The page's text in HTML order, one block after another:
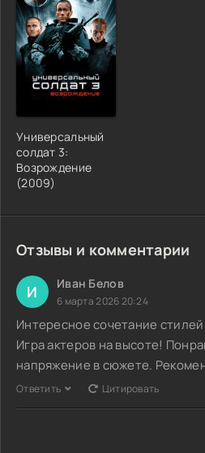
Универсальный
солдат 3:
Возрождение
(2009)
Отзывы и комментарии
И Иван Белов
6 марта 2026 20:24
Интересное сочетание
Игра актеров на высоте!
напряжение в сюжете.
Ответить Цитировать